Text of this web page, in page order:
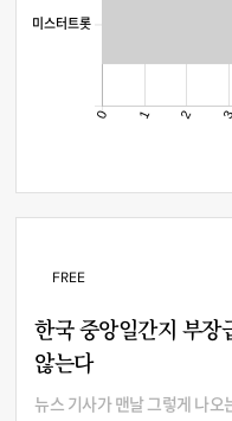
0 1 2 3
미스터트롯
FREE
한국 중앙일간지 부장
않는다
뉴스 기사가 맨날 그렇게 나오